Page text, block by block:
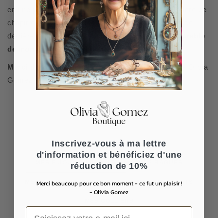
en une
passion de toute une vie. Au moment de clore ce
chapitre et de faire mes adieux à mon atelier, je laisse
derrière moi une dernière collection, un héritage durable
de mon dévouement à la beauté intemporelle.
Merci d'avoir participé à cet incroyable voyage. - Olivia
Gomez
MES BIJOUX EN PERLES MES BAGUES
MES BOUCLES D'OREILLES MES BRACELETS
Inscrivez-vous à ma lettre
d'information et bénéficiez d'une
réduction de 10%
Merci beaucoup pour ce bon moment - ce fut un plaisir !
- Olivia Gomez
Saisissez votre e-mail ici